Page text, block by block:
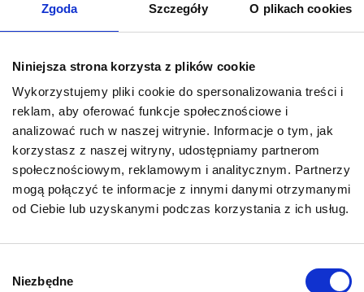
Zgoda Szczegóły O plikach cookies
Niniejsza strona korzysta z plików cookie
Wykorzystujemy pliki cookie do spersonalizowania treści i
reklam, aby oferować funkcje społecznościowe i
analizować ruch w naszej witrynie. Informacje o tym, jak
korzystasz z naszej witryny, udostępniamy partnerom
społecznościowym, reklamowym i analitycznym. Partnerzy
mogą połączyć te informacje z innymi danymi otrzymanymi
od Ciebie lub uzyskanymi podczas korzystania z ich usług.
zgody
Niezbędne
Kontakt
POWERCON GROUP sp. z o. o.
NIP: 8733308347 REGON: 544711636